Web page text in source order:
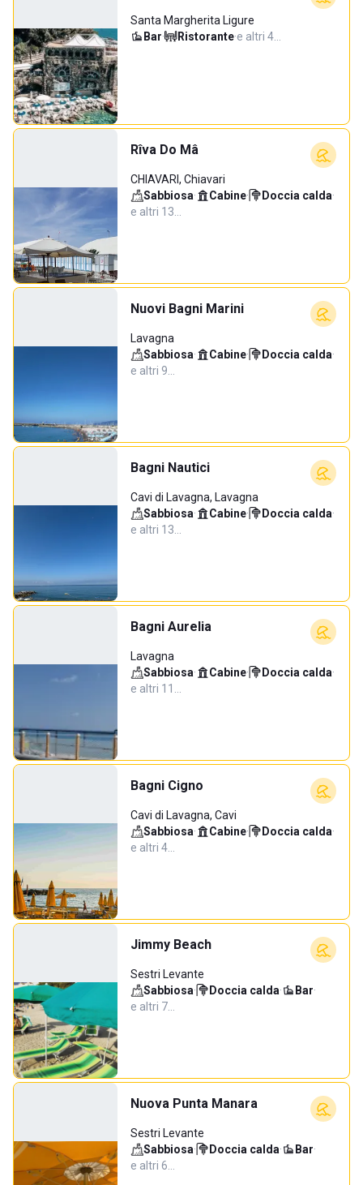
Santa Margherita Ligure
Bar· Ristorante·e altri 4…
Rîva Do Mâ
CHIAVARI, Chiavari
Sabbiosa· Cabine· Doccia calda·
e altri 13…
Nuovi Bagni Marini
Lavagna
Sabbiosa· Cabine· Doccia calda·
e altri 9…
Bagni Nautici
Cavi di Lavagna, Lavagna
Sabbiosa· Cabine· Doccia calda·
e altri 13…
Bagni Aurelia
Lavagna
Sabbiosa· Cabine· Doccia calda·
e altri 11…
Bagni Cigno
Cavi di Lavagna, Cavi
Sabbiosa· Cabine· Doccia calda·
e altri 4…
Jimmy Beach
Sestri Levante
Sabbiosa· Doccia calda· Bar·
e altri 7…
Nuova Punta Manara
Sestri Levante
Sabbiosa· Doccia calda· Bar·
e altri 6…